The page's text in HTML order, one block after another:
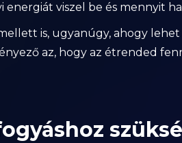
viszel be és mennyit
is, ugyanúgy, ahogy lehet
az, hogy az étrended